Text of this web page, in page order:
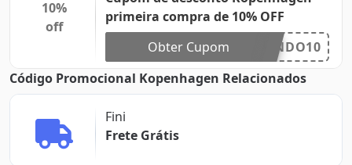
10%
off
primeira compra de 10% OFF
Obter Cupom
NDO10
Código Promocional Kopenhagen Relacionados
Fini
Frete Grátis